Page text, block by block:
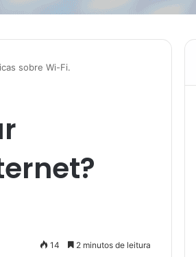
sobre Wi-Fi.
14 2 minutos de leitura